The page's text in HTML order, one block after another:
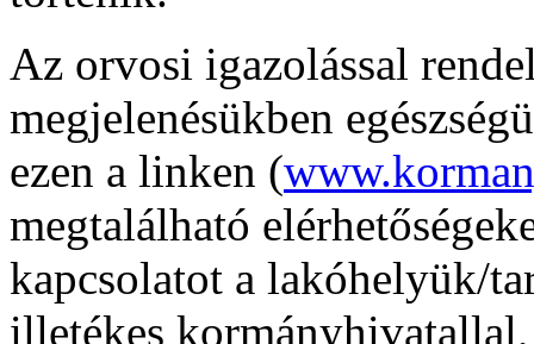
Az orvosi igazolással
megjelenésükben
ezen a linken (
megtalálható
kapcsolatot a lakóhelyük/
illetékes